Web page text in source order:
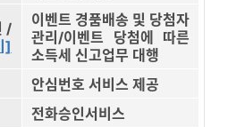
/
]
이벤트 경품배송 및 당첨자
관리/이벤트 당첨에 따른
소득세 신고업무 대행
안심번호 서비스 제공
전화승인서비스